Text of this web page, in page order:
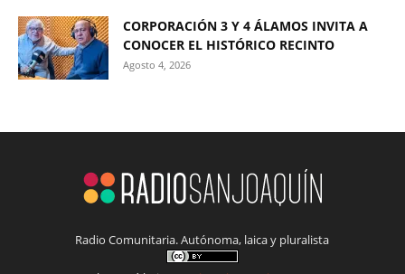
CORPORACIÓN 3 Y 4 ÁLAMOS INVITA A
CONOCER EL HISTÓRICO RECINTO
Agosto 4, 2026
Radio Comunitaria. Autónoma, laica y pluralista